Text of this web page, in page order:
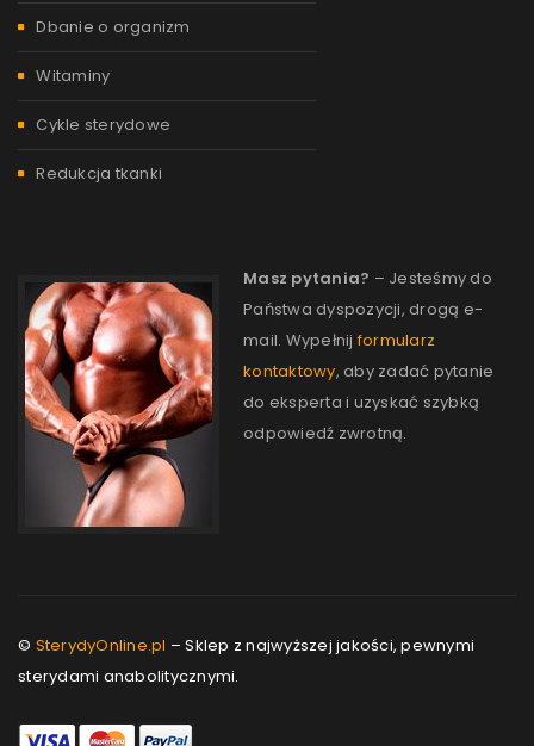
Dbanie o organizm
Witaminy
Cykle sterydowe
Redukcja tkanki
Masz pytania? – Jesteśmy do
Państwa dyspozycji, drogą e-
mail. Wypełnijformularz
kontaktowy, aby zadać pytanie
do eksperta i uzyskać szybką
odpowiedź zwrotną.
© SterydyOnline.pl – Sklep z najwyższej jakości, pewnymi
sterydami anabolitycznymi.